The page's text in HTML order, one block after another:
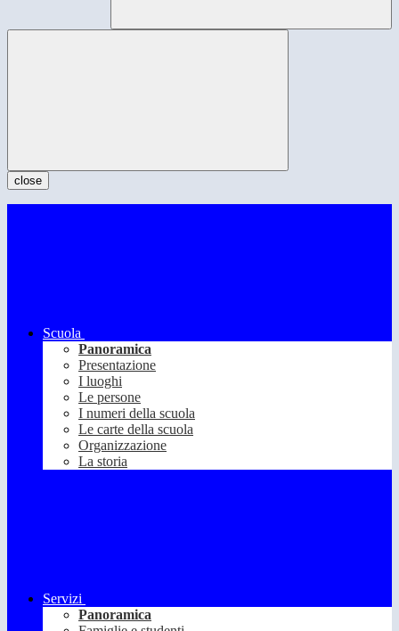
close
Scuola
Panoramica
Presentazione
I luoghi
Le persone
I numeri della scuola
Le carte della scuola
Organizzazione
La storia
Servizi
Panoramica